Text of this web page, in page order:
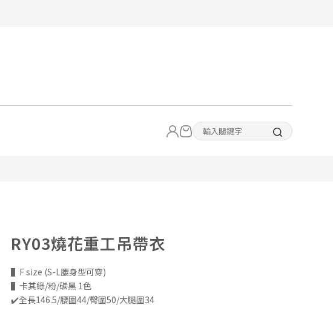
RY03燒花重工吊帶衣
▌F size (S-L腰身型可穿)
▌卡其綠/粉/碳黑 1色
✔️全長146.5/腰圍44/臀圍50/大腿圍34